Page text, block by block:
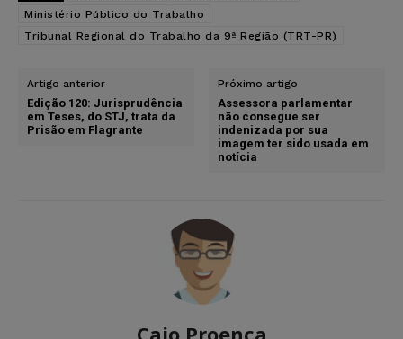
Ministério Público do Trabalho
Tribunal Regional do Trabalho da 9ª Região (TRT-PR)
Artigo anterior
Edição 120: Jurisprudência
em Teses, do STJ, trata da
Prisão em Flagrante
Próximo artigo
Assessora parlamentar
não consegue ser
indenizada por sua
imagem ter sido usada em
notícia
Caio Proença